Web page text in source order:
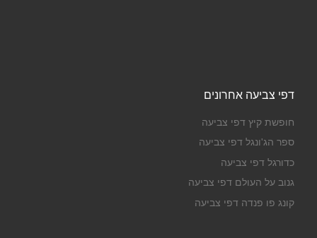
דפי צביעה אחרונים
חופשת קיץ דפי צביעה
ספר הג'ונגל דפי צביעה
כדורגל דפי צביעה
גנוב על העולם דפי צביעה
קונג פו פנדה דפי צביעה